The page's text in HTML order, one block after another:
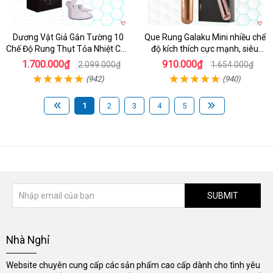
Dương Vật Giả Gắn Tường 10
Chế Độ Rung Thụt Tỏa Nhiệt Cao
Cấp
1.700.000₫ 2.099.000₫
(942)
Que Rung Galaku Mini nhiều chế
độ kích thích cực mạnh, siêu
sướng
910.000₫ 1.654.000₫
(940)
1 2 3 4 5
SUBMIT
Nhà Nghỉ
Website chuyên cung cấp các sản phẩm cao cấp dành cho tình yêu